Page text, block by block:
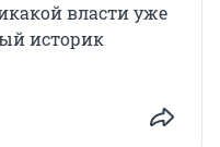
власти уже
историк